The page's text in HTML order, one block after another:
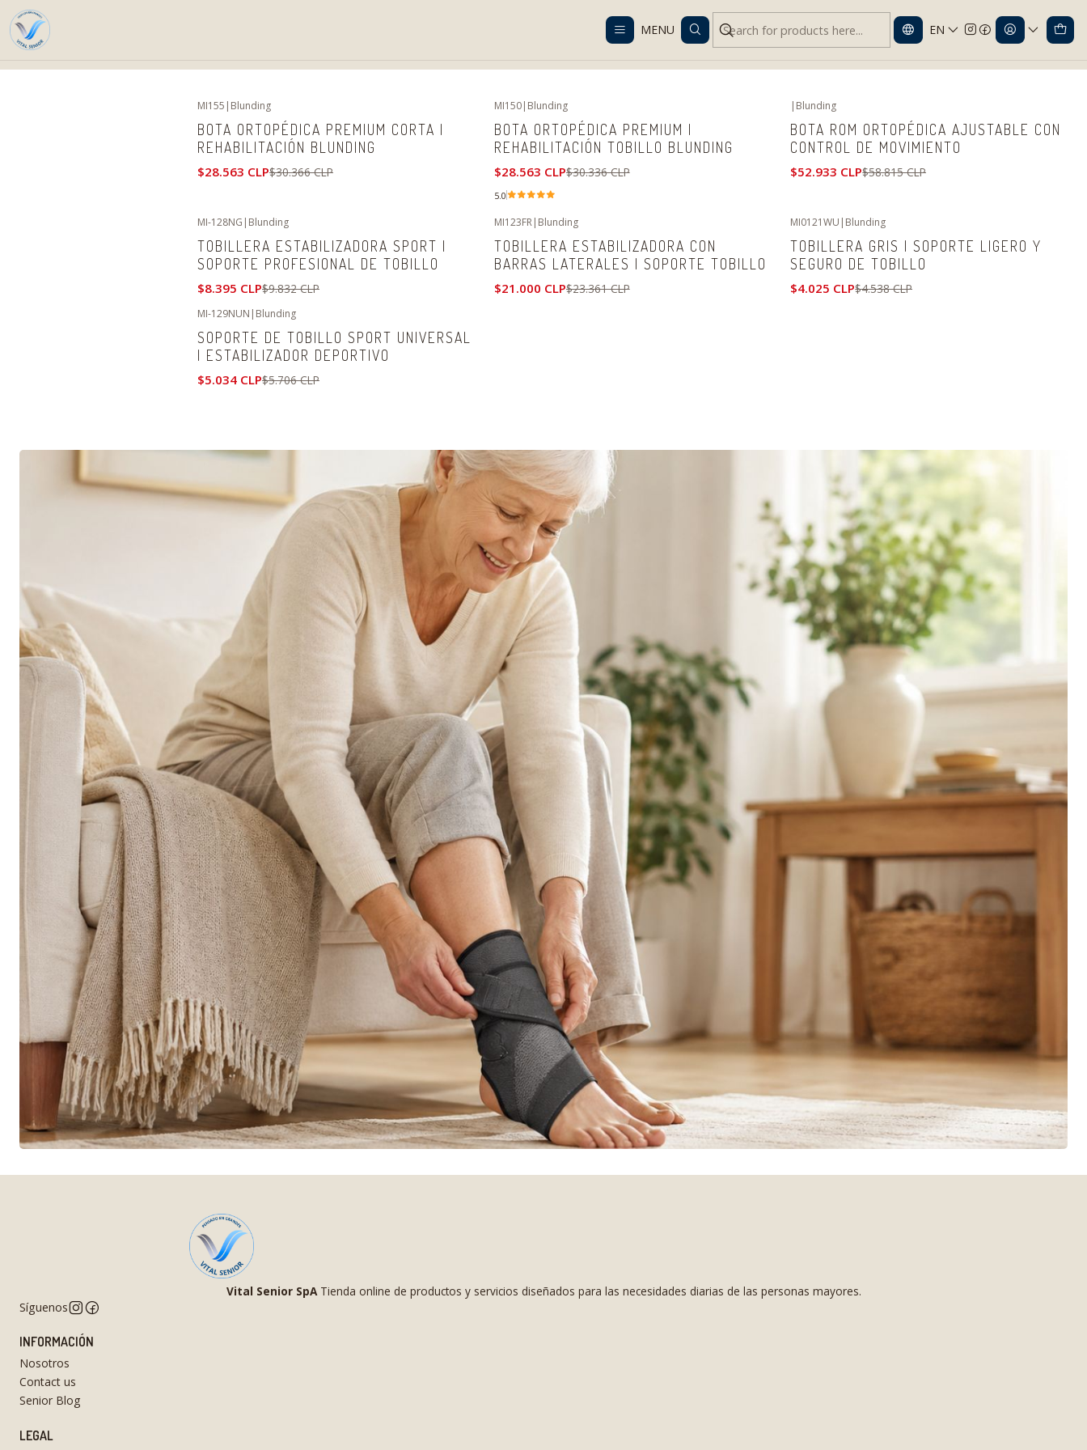
MENU EN
Despacho gratis en RM desde $100.000. Revisa las condiciones.
MI155 | Blunding
BOTA ORTOPÉDICA PREMIUM CORTA |
REHABILITACIÓN BLUNDING
$28.563 CLP$30.366 CLP
MI150| Blunding
BOTA ORTOPÉDICA PREMIUM |
REHABILITACIÓN TOBILLO BLUNDING
$28.563 CLP$30.336 CLP
5.0
| Blunding
BOTA ROM ORTOPÉDICA AJUSTABLE CON
CONTROL DE MOVIMIENTO
$52.933 CLP$58.815 CLP
MI-128NG | Blunding
TOBILLERA ESTABILIZADORA SPORT |
SOPORTE PROFESIONAL DE TOBILLO
$8.395 CLP$9.832 CLP
MI123FR| Blunding
TOBILLERA ESTABILIZADORA CON
BARRAS LATERALES | SOPORTE TOBILLO
$21.000 CLP$23.361 CLP
MI0121WU | Blunding
TOBILLERA GRIS | SOPORTE LIGERO Y
SEGURO DE TOBILLO
$4.025 CLP$4.538 CLP
MI-129NUN | Blunding
SOPORTE DE TOBILLO SPORT UNIVERSAL
| ESTABILIZADOR DEPORTIVO
$5.034 CLP$5.706 CLP
Vital Senior SpATienda online de productos y servicios diseñados para las necesidades diarias de las personas mayores.
Síguenos
INFORMACIÓN
Nosotros
Contact us
Senior Blog
LEGAL